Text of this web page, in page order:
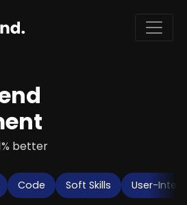
better
Code Soft Skills User-